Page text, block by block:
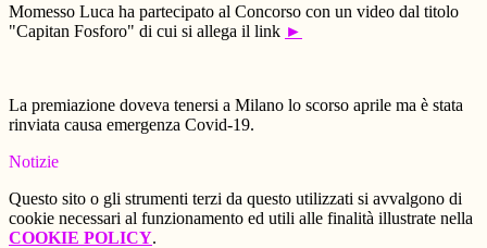
Momesso Luca ha partecipato al Concorso con un video dal titolo
"Capitan Fosforo" di cui si allega il link ►
La premiazione doveva tenersi a Milano lo scorso aprile ma è stata
rinviata causa emergenza Covid-19.
Notizie
Questo sito o gli strumenti terzi da questo utilizzati si avvalgono di
cookie necessari al funzionamento ed utili alle finalità illustrate nella
COOKIE POLICY.